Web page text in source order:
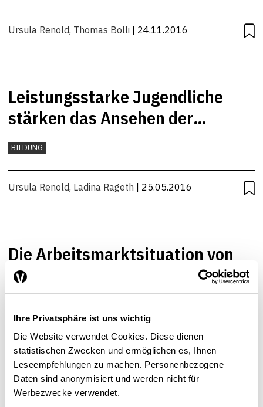
Ihre Privatsphäre ist uns wichtig
Die Website verwendet Cookies. Diese dienen
statistischen Zwecken und ermöglichen es, Ihnen
Leseempfehlungen zu machen. Personenbezogene
Daten sind anonymisiert und werden nicht für
Werbezwecke verwendet.
Ursula Renold, Thomas Bolli | 24.11.2016
Leistungsstarke Jugendliche
stärken das Ansehen der
Berufsbildung
BILDUNG
Ursula Renold, Ladina Rageth | 25.05.2016
Die Arbeitsmarktsituation von
Jugendlichen im internationalen
Vergleich
Ursula Renold| 17.12.2014